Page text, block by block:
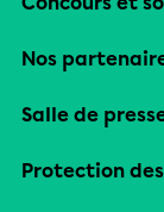
Nos
Salle de
Protection